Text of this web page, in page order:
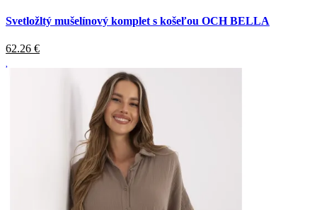
Svetložltý mušelínový komplet s košeľou OCH BELLA
62.26 €